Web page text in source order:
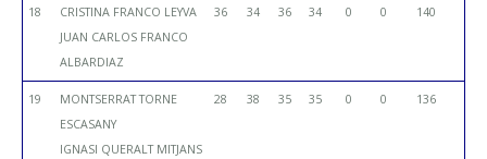
18
CRISTINA FRANCO LEYVA
JUAN CARLOS FRANCO
ALBARDIAZ
36 34 36 34 0 0 140
19
MONTSERRAT TORNE
ESCASANY
IGNASI QUERALT MITJANS
28 38 35 35 0 0 136